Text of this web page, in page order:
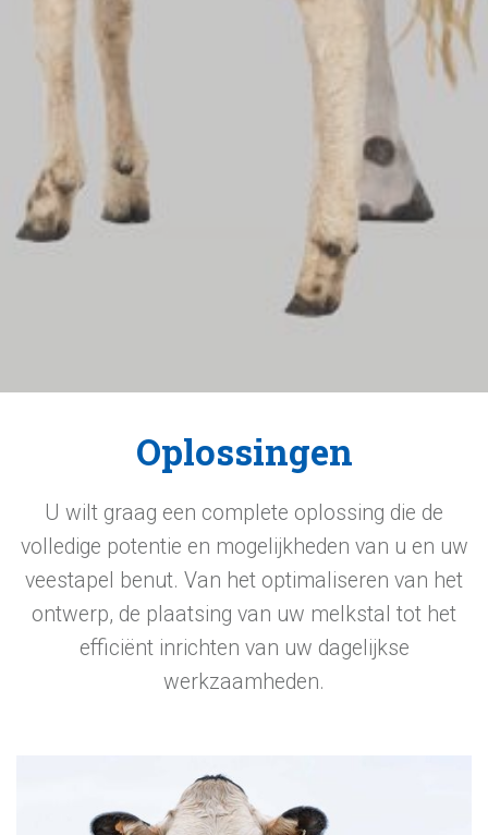
Oplossingen
U wilt graag een complete oplossing die de
volledige potentie en mogelijkheden van u en uw
veestapel benut. Van het optimaliseren van het
ontwerp, de plaatsing van uw melkstal tot het
efficiënt inrichten van uw dagelijkse
werkzaamheden.